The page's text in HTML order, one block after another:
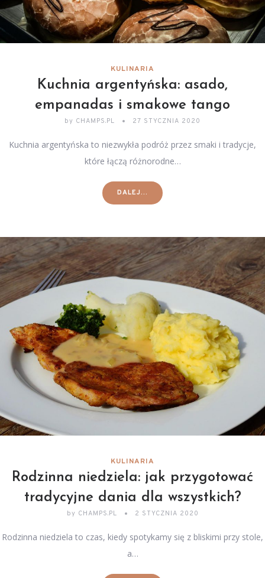
KULINARIA
Kuchnia argentyńska: asado,
empanadas i smakowe tango
by CHAMPS.PL 27 STYCZNIA 2020
Kuchnia argentyńska to niezwykła podróż przez smaki i tradycje,
które łączą różnorodne…
DALEJ...
KULINARIA
Rodzinna niedziela: jak przygotować
tradycyjne dania dla wszystkich?
by CHAMPS.PL 2 STYCZNIA 2020
Rodzinna niedziela to czas, kiedy spotykamy się z bliskimi przy stole,
a…